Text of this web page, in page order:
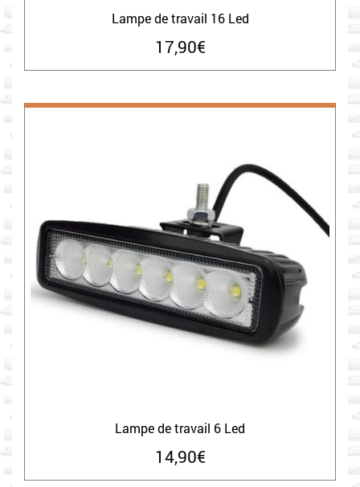
Lampe de travail 16 Led
17,90€
Lampe de travail 6 Led
14,90€